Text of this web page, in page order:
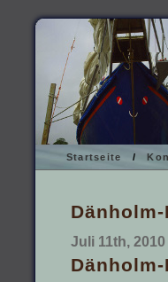
Startseite /
Juli 11th, 2010